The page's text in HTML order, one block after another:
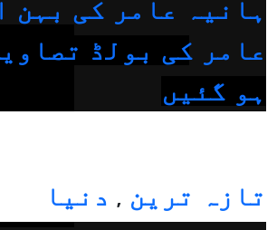
ہانیہ عامر کی بہن
عامر کی بولڈ
ہو گئیں
تازہ ترین , دنیا